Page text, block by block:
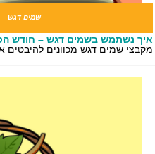
שמים דגש –
נשתמש בשמים דגש – חודש
שמים דגש מכוונים להיבטים